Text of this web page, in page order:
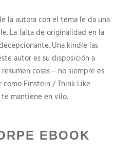
la autora con el tema le da una
La falta de originalidad en la
Una kindle las
autor es su disposición a
cosas – no siempre es
como Einstein / Think Like
mantiene en vilo.
EBOOK